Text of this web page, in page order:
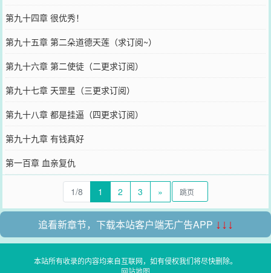
第九十四章 很优秀！
第九十五章 第二朵道德天莲（求订阅~）
第九十六章 第二使徒（二更求订阅）
第九十七章 天罡星（三更求订阅）
第九十八章 都是挂逼（四更求订阅）
第九十九章 有钱真好
第一百章 血亲复仇
1/8 1 2 3 »
追看新章节，下载本站客户端无广告APP ↓↓↓
本站所有收录的内容均来自互联网，如有侵权我们将尽快删除。
网站地图